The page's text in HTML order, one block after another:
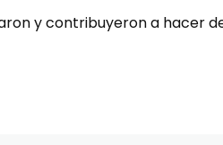
y contribuyeron a hacer